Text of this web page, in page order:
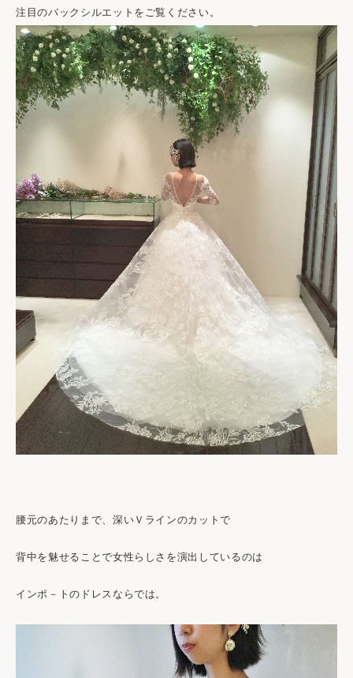
注目のバックシルエットをご覧ください。
腰元のあたりまで、深いＶラインのカットで
背中を魅せることで女性らしさを演出しているのは
インポ－トのドレスならでは。